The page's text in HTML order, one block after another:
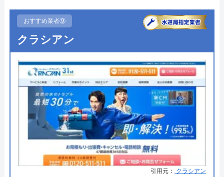
運営会社 株式会社クリーンライフ
所在地
〒564-0052
大阪府吹田市広芝町6-10
対応エリア 全国
クリーンライフのクチコミ on
4.8（410件のクチコミ）
※クチコミの内容について
24時間
●定休日
●出張見積もり
●支払い方法
現金・銀行振込・クレジットカー
ド・コンビニ払い
●累計実績
●保証・保険 PL保険加入
詳細は公式HPでご確認ください
街角水道工事相談所がおすすめの理由
おすすめ業者⑨
クラシアン
引用元： クラシアン